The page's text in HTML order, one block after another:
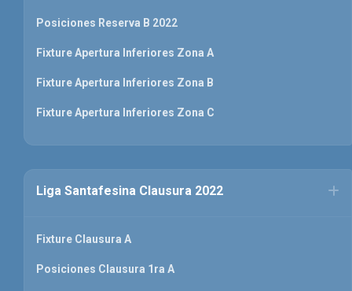
Posiciones Reserva B 2022
Fixture Apertura Inferiores Zona A
Fixture Apertura Inferiores Zona B
Fixture Apertura Inferiores Zona C
Liga Santafesina Clausura 2022
Fixture Clausura A
Posiciones Clausura 1ra A